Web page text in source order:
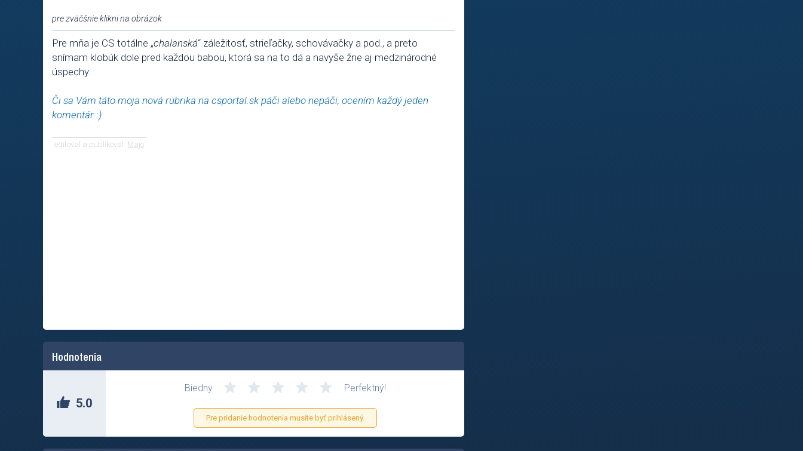
pre zväčšnie klikni na obrázok
Pre mňa je CS totálne „chalanská“ záležitosť, strieľačky, schovávačky a pod., a preto
snímam klobúk dole pred každou babou, ktorá sa na to dá a navyše žne aj medzinárodné
úspechy.
Či sa Vám táto moja nová rubrika na csportal.sk páči alebo nepáči, ocením každý jeden
komentár :)
editoval a publikoval: Majo
Hodnotenia
5.0
Biedny Perfektný!
Pre pridanie hodnotenia musíte byť prihlásený.